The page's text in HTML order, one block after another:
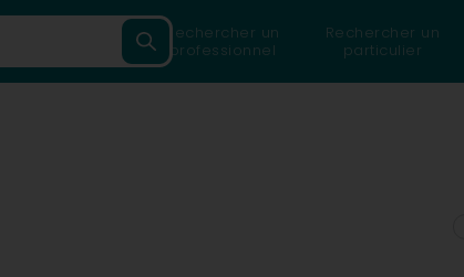
Rechercher un
professionnel
Rechercher un
particulier